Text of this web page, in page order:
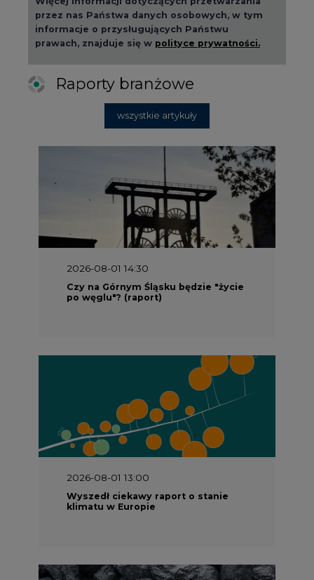
przez nas Państwa danych osobowych, w tym
informacje o przysługujących Państwu
prawach, znajduje się w polityce prywatności.
Raporty branżowe
wszystkie artykuły
2026-08-01 14:30
Czy na Górnym Śląsku będzie "życie
po węglu"? (raport)
2026-08-01 13:00
Wyszedł ciekawy raport o stanie
klimatu w Europie